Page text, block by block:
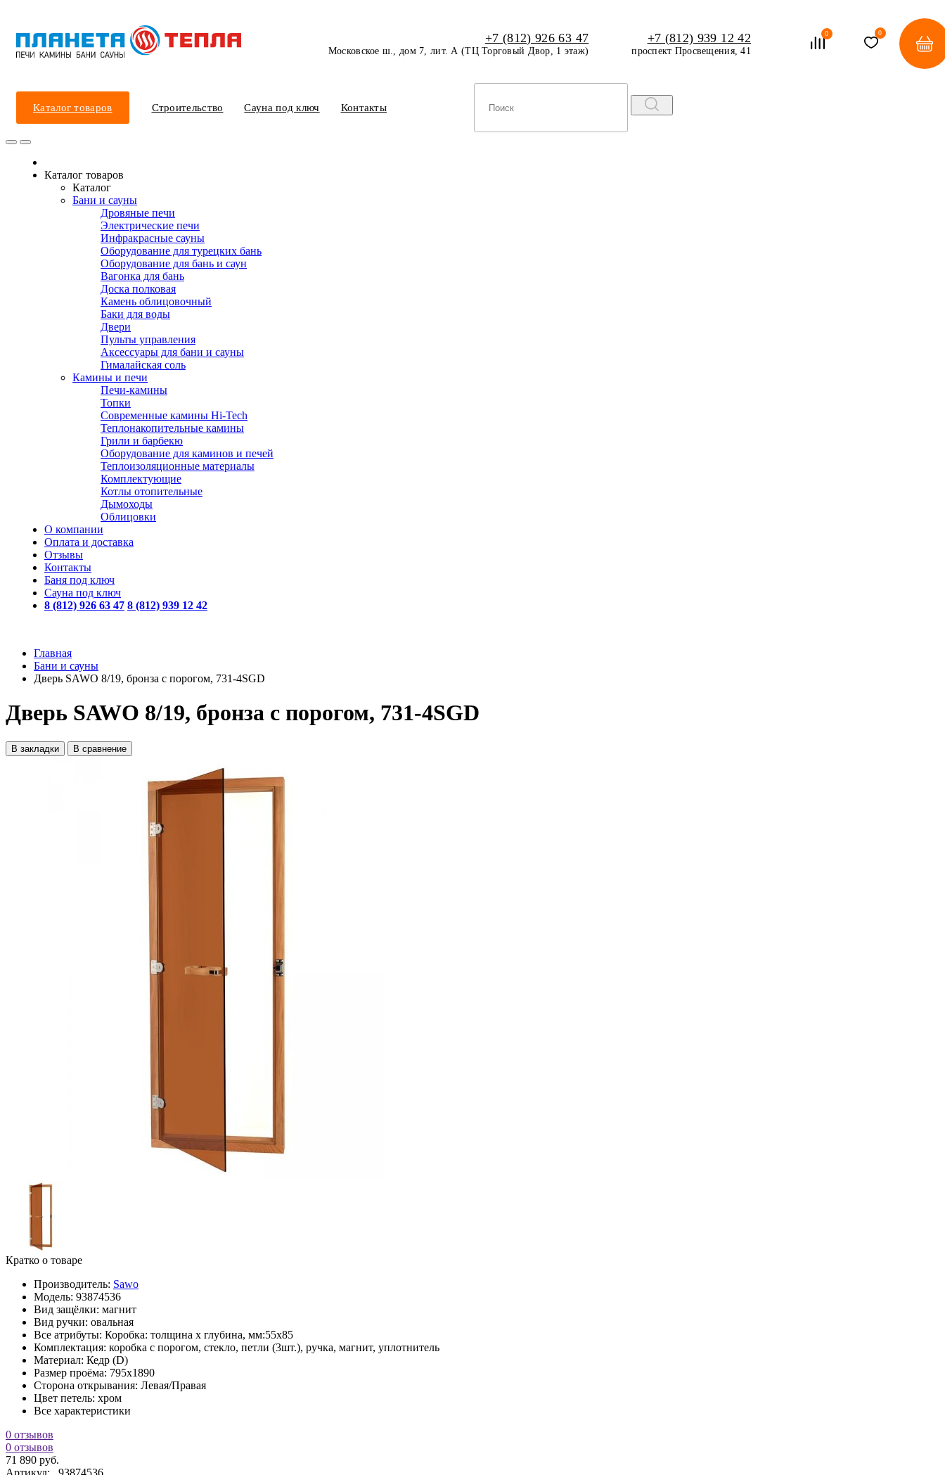
+7 (812) 926 63 47
Московское ш., дом 7, лит. А (ТЦ Торговый Двор, 1 этаж)
+7 (812) 939 12 42
проспект Просвещения, 41
0 0
Каталог товаров Строительство Сауна под ключ Контакты
Каталог товаров
Каталог
Бани и сауны
Дровяные печи
Электрические печи
Инфракрасные сауны
Оборудование для турецких бань
Оборудование для бань и саун
Вагонка для бань
Доска полковая
Камень облицовочный
Баки для воды
Двери
Пульты управления
Аксессуары для бани и сауны
Гималайская соль
Камины и печи
Печи-камины
Топки
Современные камины Hi-Tech
Теплонакопительные камины
Грили и барбекю
Оборудование для каминов и печей
Теплоизоляционные материалы
Комплектующие
Котлы отопительные
Дымоходы
Облицовки
О компании
Оплата и доставка
Отзывы
Контакты
Баня под ключ
Сауна под ключ
8 (812) 926 63 47 8 (812) 939 12 42
Главная
Бани и сауны
Дверь SAWO 8/19, бронза с порогом, 731-4SGD
Дверь SAWO 8/19, бронза с порогом, 731-4SGD
В закладки В сравнение
Кратко о товаре
Производитель: Sawo
Модель: 93874536
Вид защёлки: магнит
Вид ручки: овальная
Все атрибуты: Коробка: толщина x глубина, мм:55x85
Комплектация: коробка с порогом, стекло, петли (3шт.), ручка, магнит, уплотнитель
Материал: Кедр (D)
Размер проёма: 795x1890
Сторона открывания: Левая/Правая
Цвет петель: хром
Все характеристики
0 отзывов
0 отзывов
71 890 руб.
Артикул: 93874536